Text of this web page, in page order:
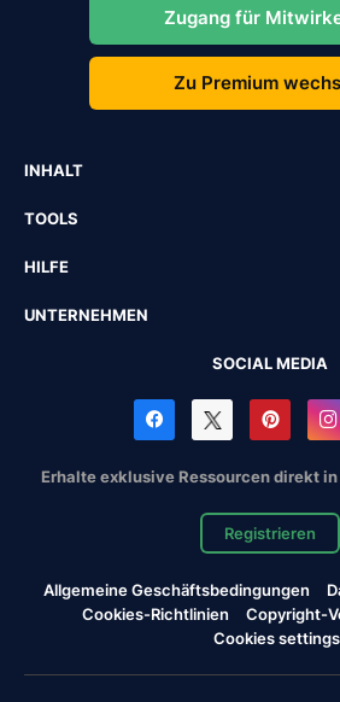
Zugang für
Zu Premium
INHALT
TOOLS
HILFE
UNTERNEHMEN
SOCIAL MEDIA
Erhalte exklusive Ressourcen direkt
Registrieren
Allgemeine Geschäftsbedingungen
Cookies-Richtlinien
Copyright-
Cookies settings